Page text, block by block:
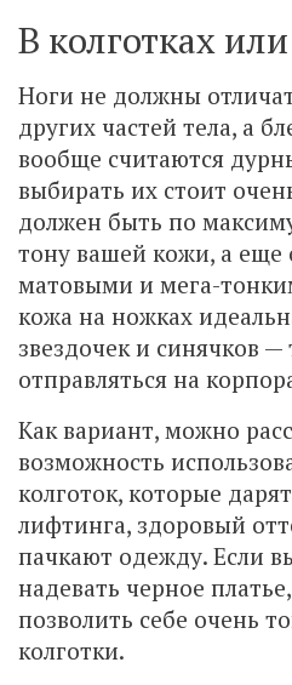
В колготках
Ноги не должны
других частей тела, а
вообще считаются
выбирать их стоит
должен быть по
тону вашей кожи, а
матовыми и мега-
кожа на ножках
звездочек и синячков
отправляться на
Как вариант, можно
возможность
колготок, которые
лифтинга, здоровый
пачкают одежду. Если
надевать черное
позволить себе очень
колготки.